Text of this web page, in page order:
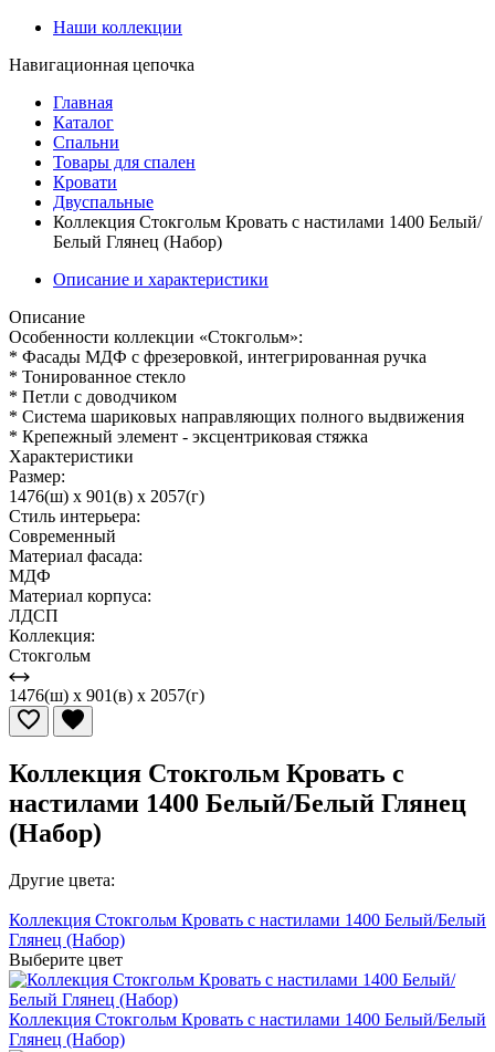
Наши коллекции
Навигационная цепочка
Главная
Каталог
Спальни
Товары для спален
Кровати
Двуспальные
Коллекция Стокгольм Кровать с настилами 1400 Белый/
Белый Глянец (Набор)
Описание и характеристики
Описание
Особенности коллекции «Стокгольм»:
* Фасады МДФ с фрезеровкой, интегрированная ручка
* Тонированное стекло
* Петли с доводчиком
* Система шариковых направляющих полного выдвижения
* Крепежный элемент - эксцентриковая стяжка
Характеристики
Размер:
1476(ш) x 901(в) x 2057(г)
Стиль интерьера:
Современный
Материал фасада:
МДФ
Материал корпуса:
ЛДСП
Коллекция:
Стокгольм
1476(ш) x 901(в) x 2057(г)
Коллекция Стокгольм Кровать с
настилами 1400 Белый/Белый Глянец
(Набор)
Другие цвета:
Коллекция Стокгольм Кровать с настилами 1400 Белый/Белый
Глянец (Набор)
Выберите цвет
Коллекция Стокгольм Кровать с настилами 1400 Белый/Белый
Глянец (Набор)